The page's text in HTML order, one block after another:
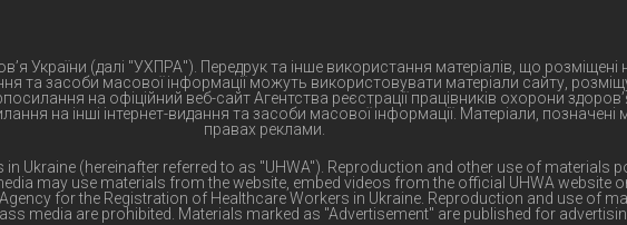
України (далі "УХПРА"). Передрук та інше використання матеріалів, що
та засоби масової інформації можуть використовувати матеріали сайту,
на офіційний веб-сайт Агентства реєстрації працівників охорони
на інші інтернет-видання та засоби масової інформації. Матеріали,
правах реклами.
Ukraine (hereinafter referred to as "UHWA"). Reproduction and other use of materials
may use materials from the website, embed videos from the official UHWA website
for the Registration of Healthcare Workers in Ukraine. Reproduction and use of
media are prohibited. Materials marked as "Advertisement" are published for